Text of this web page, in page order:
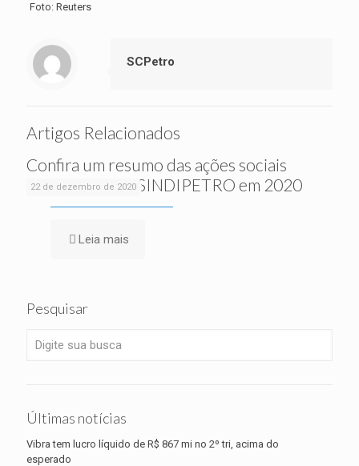
Foto: Reuters
SCPetro
Artigos Relacionados
22 de dezembro de 2020
Confira um resumo das ações sociais
realizadas pelo SINDIPETRO em 2020
Leia mais
Pesquisar
Últimas notícias
Vibra tem lucro líquido de R$ 867 mi no 2º tri, acima do
esperado